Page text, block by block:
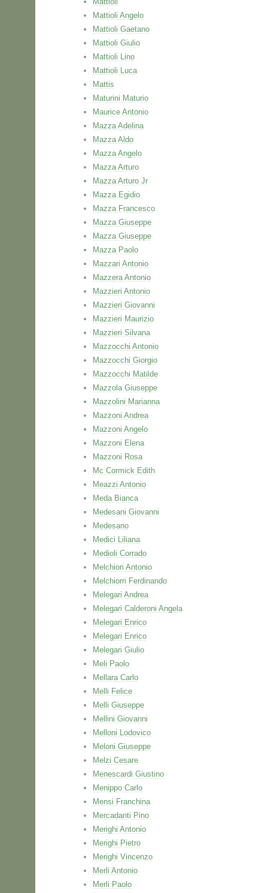
Mattioli Angelo
Mattioli Gaetano
Mattioli Giulio
Mattioli Lino
Mattioli Luca
Mattis
Maturini Maturio
Maurice Antonio
Mazza Adelina
Mazza Aldo
Mazza Angelo
Mazza Arturo
Mazza Arturo Jr
Mazza Egidio
Mazza Francesco
Mazza Giuseppe
Mazza Giuseppe
Mazza Paolo
Mazzari Antonio
Mazzera Antonio
Mazzieri Antonio
Mazzieri Giovanni
Mazzieri Maurizio
Mazzieri Silvana
Mazzocchi Antonio
Mazzocchi Giorgio
Mazzocchi Matilde
Mazzola Giuseppe
Mazzolini Marianna
Mazzoni Andrea
Mazzoni Angelo
Mazzoni Elena
Mazzoni Rosa
Mc Cormick Edith
Meazzi Antonio
Meda Bianca
Medesani Giovanni
Medesano
Medici Liliana
Medioli Corrado
Melchiori Antonio
Melchiorri Ferdinando
Melegari Andrea
Melegari Calderoni Angela
Melegari Enrico
Melegari Enrico
Melegari Giulio
Meli Paolo
Mellara Carlo
Melli Felice
Melli Giuseppe
Mellini Giovanni
Melloni Lodovico
Meloni Giuseppe
Melzi Cesare
Menescardi Giustino
Menippo Carlo
Mensi Franchina
Mercadanti Pino
Merighi Antonio
Merighi Pietro
Merighi Vincenzo
Merli Antonio
Merli Paolo